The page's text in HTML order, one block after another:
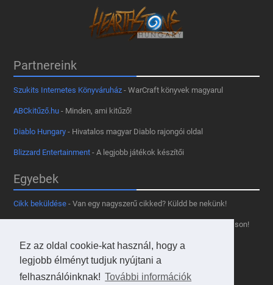
Ez az oldal cookie-kat használ, hogy a
legjobb élményt tudjuk nyújtani a
felhasználóinknak! További információk
Partnereink
Szukits Internetes Könyváruház - WarCraft könyvek magyarul
ABCkitűző.hu - Minden, ami kitűző!
Diablo Hungary - Hivatalos magyar Diablo rajongói oldal
Blizzard Entertainment - A legjobb játékok készítői
Egyebek
Cikk beküldése - Van egy nagyszerű cikked? Küldd be nekünk!
- Tetszik az oldal? Segíts, hogy fennmaradhasson!
Kapcsolat, médiaajánlat- Lépj velünk kapcsolatba!
Használd a tooltipünket- A saját oldaladon is!